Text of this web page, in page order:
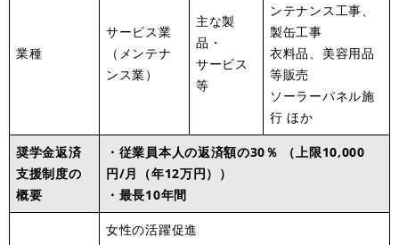
業種
サービス業
（メンテナ
ンス業）
主な製
品・
サービス
等
ンテナンス工事、
製缶工事
衣料品、美容用品
等販売
ソーラーパネル施
行 ほか
奨学金返済
支援制度の
概要
・従業員本人の返済額の30％ （上限10,000
円/月（年12万円））
・最長10年間
女性の活躍促進